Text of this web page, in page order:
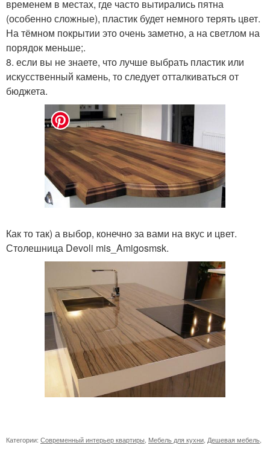
временем в местах, где часто вытирались пятна
(особенно сложные), пластик будет немного терять цвет.
На тёмном покрытии это очень заметно, а на светлом на
порядок меньше;.
8. если вы не знаете, что лучше выбрать пластик или
искусственный камень, то следует отталкиваться от
бюджета.
Как то так) а выбор, конечно за вами на вкус и цвет.
Столешница Devoli mis_Amigosmsk.
Категории: Современный интерьер квартиры Мебель для кухни Дешевая мебель